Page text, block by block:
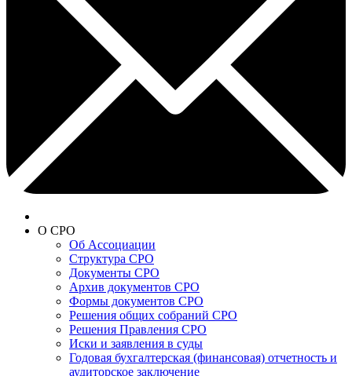
О СРО
Об Ассоциации
Структура СРО
Документы СРО
Архив документов СРО
Формы документов СРО
Решения общих собраний СРО
Решения Правления СРО
Иски и заявления в суды
Годовая бухгалтерская (финансовая) отчетность и
аудиторское заключение